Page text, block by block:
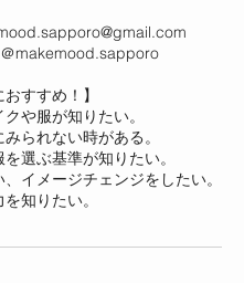
makemood.sapporo
おすすめ！】
クや服が知りたい。
みられない時がある。
を選ぶ基準が知りたい。
、イメージチェンジをしたい。
知りたい。